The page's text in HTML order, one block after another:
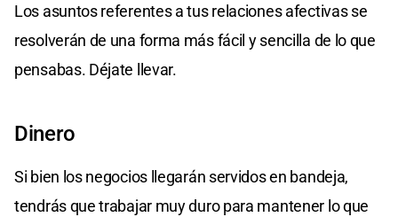
Los asuntos referentes a tus relaciones afectivas se
resolverán de una forma más fácil y sencilla de lo que
pensabas. Déjate llevar.
Dinero
Si bien los negocios llegarán servidos en bandeja,
tendrás que trabajar muy duro para mantener lo que